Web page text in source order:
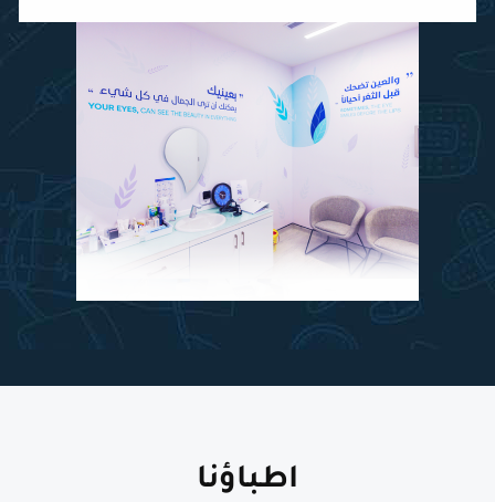
اطباؤنا